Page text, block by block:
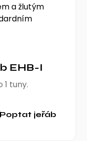
EHB-I
tuny.
Poptat jeřáb